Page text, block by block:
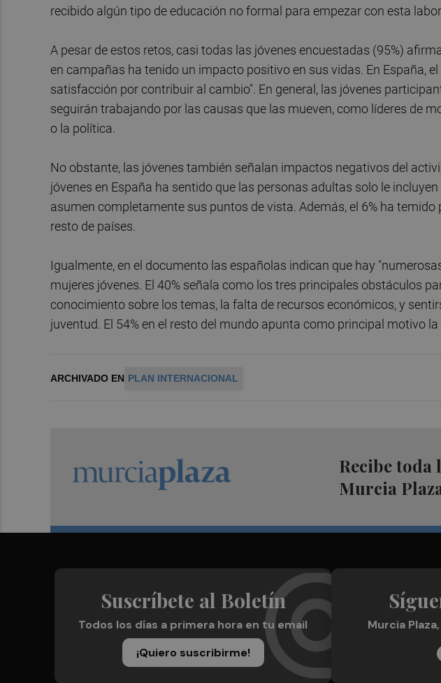
recibido algún tipo de educación no formal para empezar con esta
A pesar de estos retos, casi todas las jóvenes encuestadas (95%)
en campañas ha tenido un impacto positivo en sus vidas. En España,
satisfacción por contribuir al cambio". En general, las jóvenes
seguirán trabajando por las causas que las mueven, como líderes de
o la política.
No obstante, las jóvenes también señalan impactos negativos del
jóvenes en España ha sentido que las personas adultas solo le
asumen completamente sus puntos de vista. Además, el 6% ha temido
resto de países.
Igualmente, en el documento las españolas indican que hay
mujeres jóvenes. El 40% señala como los tres principales obstáculos
conocimiento sobre los temas, la falta de recursos económicos, y
juventud. El 54% en el resto del mundo apunta como principal motivo
ARCHIVADO EN PLAN INTERNACIONAL
Recibe toda
Murcia
Suscríbete al Boletín
Todos los días a primera hora en tu email
¡Quiero suscribirme!
Murcia